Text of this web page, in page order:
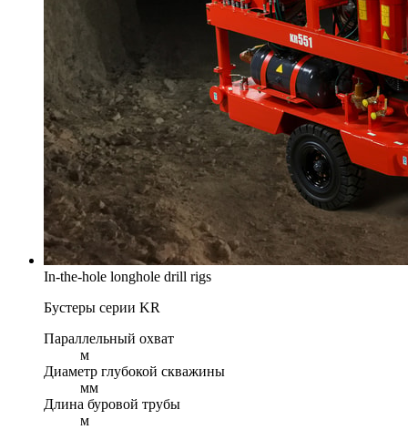
In-the-hole longhole drill rigs
Бустеры серии KR
Параллельный охват
м
Диаметр глубокой скважины
мм
Длина буровой трубы
м